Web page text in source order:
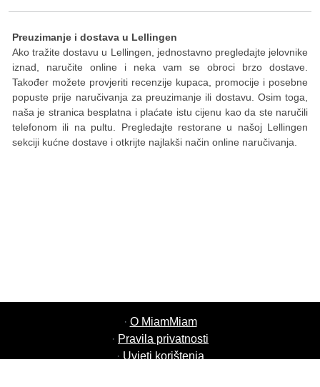
Preuzimanje i dostava u Lellingen
Ako tražite dostavu u Lellingen, jednostavno pregledajte jelovnike
iznad, naručite online i neka vam se obroci brzo dostave.
Također možete provjeriti recenzije kupaca, promocije i posebne
popuste prije naručivanja za preuzimanje ili dostavu. Osim toga,
naša je stranica besplatna i plaćate istu cijenu kao da ste naručili
telefonom ili na pultu. Pregledajte restorane u našoj Lellingen
sekciji kućne dostave i otkrijte najlakši način online naručivanja.
· O MiamMiam
· Pravila privatnosti
· Uvjeti korištenja